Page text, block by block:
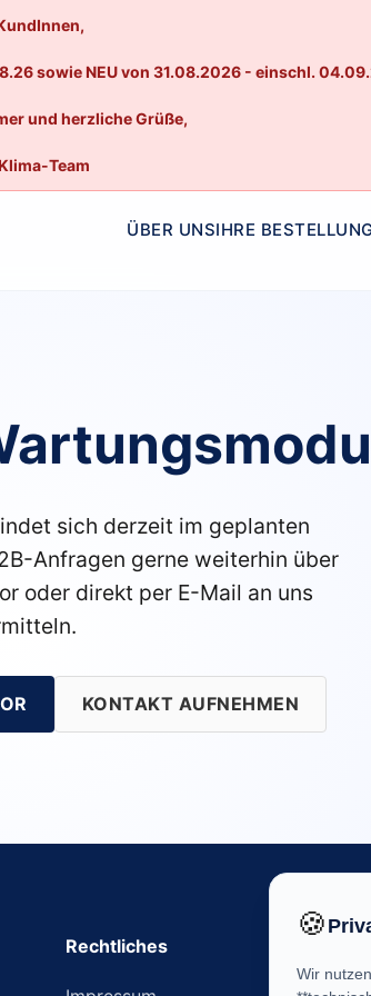
sowie NEU von 31.08.2026 - einschl.
und herzliche Grüße,
Team
ÜBER UNSIHRE
sich derzeit im geplanten
Anfragen gerne weiterhin über
oder direkt per E-Mail an uns
KONTAKT AUFNEHMEN
Rechtliches
🍪
Wir